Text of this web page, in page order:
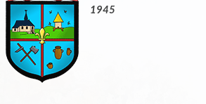
1945